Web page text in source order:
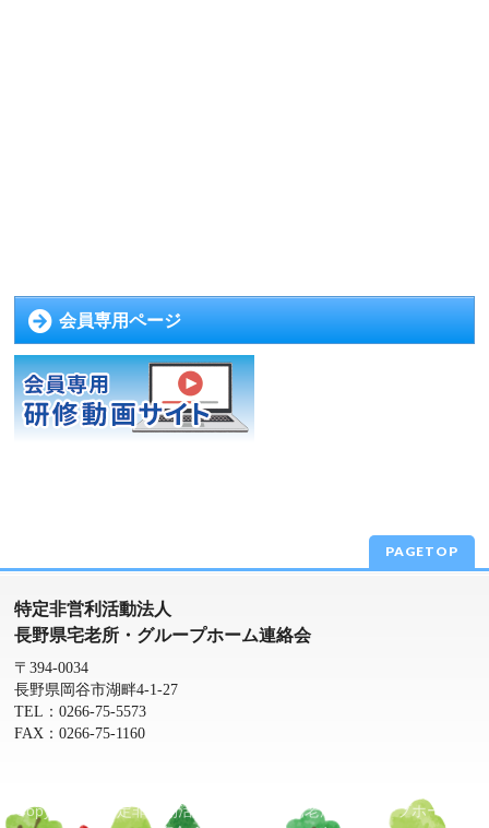
会員専用ページ
PAGETOP
特定非営利活動法人
長野県宅老所・グループホーム連絡会
〒394-0034
長野県岡谷市湖畔4-1-27
TEL：0266-75-5573
FAX：0266-75-1160
Copyright ©
特定非営利活動法人 長野県宅老所・グループホーム連